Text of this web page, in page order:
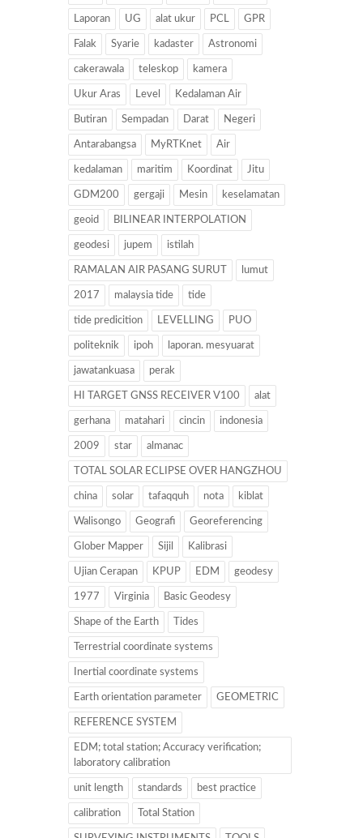
Laporan UG alat ukur PCL GPR
Falak Syarie kadaster Astronomi
cakerawala teleskop kamera
Ukur Aras Level Kedalaman Air
Butiran Sempadan Darat Negeri
Antarabangsa MyRTKnet Air
kedalaman maritim Koordinat Jitu
GDM200 gergaji Mesin keselamatan
geoid BILINEAR INTERPOLATION
geodesi jupem istilah
RAMALAN AIR PASANG SURUT lumut
2017 malaysia tide tide
tide predicition LEVELLING PUO
politeknik ipoh laporan. mesyuarat
jawatankuasa perak
HI TARGET GNSS RECEIVER V100 alat
gerhana matahari cincin indonesia
2009 star almanac
TOTAL SOLAR ECLIPSE OVER HANGZHOU
china solar tafaqquh nota kiblat
Walisongo Geografi Georeferencing
Glober Mapper Sijil Kalibrasi
Ujian Cerapan KPUP EDM geodesy
1977 Virginia Basic Geodesy
Shape of the Earth Tides
Terrestrial coordinate systems
Inertial coordinate systems
Earth orientation parameter GEOMETRIC
REFERENCE SYSTEM
EDM; total station; Accuracy verification;
laboratory calibration
unit length standards best practice
calibration Total Station